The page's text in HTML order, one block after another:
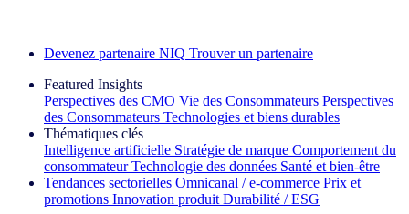
Devenez partenaire NIQ Trouver un partenaire
Featured Insights
Perspectives des CMO Vie des Consommateurs Perspectives
des Consommateurs Technologies et biens durables
Thématiques clés
Intelligence artificielle Stratégie de marque Comportement du
consommateur Technologie des données Santé et bien‑être
Tendances sectorielles Omnicanal / e‑commerce Prix et
promotions Innovation produit Durabilité / ESG